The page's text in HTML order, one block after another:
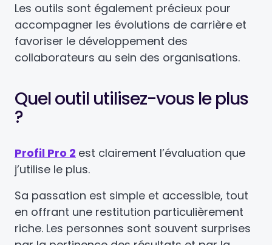
Les outils sont également précieux pour
accompagner les évolutions de carrière et
favoriser le développement des
collaborateurs au sein des organisations.
Quel outil utilisez-vous le plus
?
Profil Pro 2 est clairement l’évaluation que
j’utilise le plus.
Sa passation est simple et accessible, tout
en offrant une restitution particulièrement
riche. Les personnes sont souvent surprises